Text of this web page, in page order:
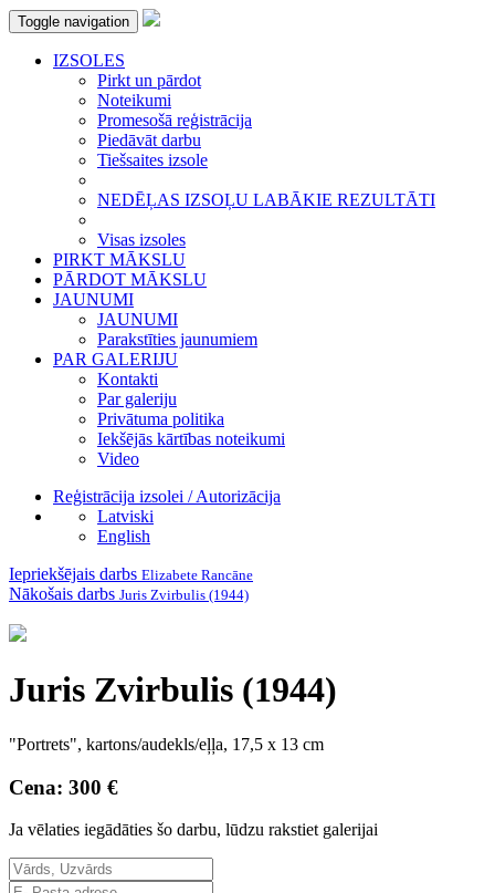
Toggle navigation
IZSOLES
Pirkt un pārdot
Noteikumi
Promesošā reģistrācija
Piedāvāt darbu
Tiešsaites izsole
NEDĒĻAS IZSOĻU LABĀKIE REZULTĀTI
Visas izsoles
PIRKT MĀKSLU
PĀRDOT MĀKSLU
JAUNUMI
JAUNUMI
Parakstīties jaunumiem
PAR GALERIJU
Kontakti
Par galeriju
Privātuma politika
Iekšējās kārtības noteikumi
Video
Reģistrācija izsolei / Autorizācija
Latviski
English
Iepriekšējais darbs Elizabete Rancāne
Nākošais darbs Juris Zvirbulis (1944)
Juris Zvirbulis (1944)
"Portrets", kartons/audekls/eļļa, 17,5 x 13 cm
Cena: 300 €
Ja vēlaties iegādāties šo darbu, lūdzu rakstiet galerijai